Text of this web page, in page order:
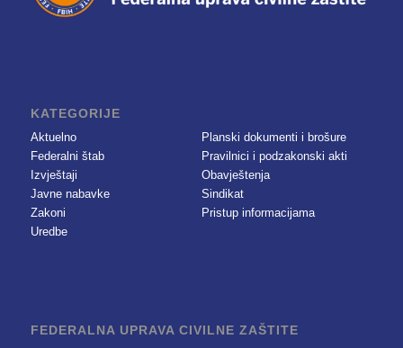
KATEGORIJE
Aktuelno
Federalni štab
Izvještaji
Javne nabavke
Zakoni
Uredbe
Planski dokumenti i brošure
Pravilnici i podzakonski akti
Obavještenja
Sindikat
Pristup informacijama
FEDERALNA UPRAVA CIVILNE ZAŠTITE